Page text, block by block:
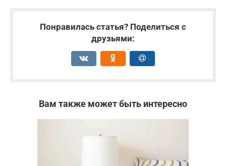
Понравилась статья? Поделиться с
друзьями:
Вам также может быть интересно